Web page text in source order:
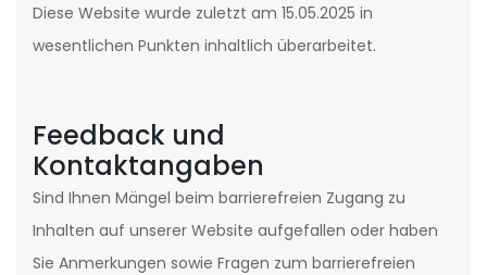
Diese Website wurde zuletzt am 15.05.2025 in
wesentlichen Punkten inhaltlich überarbeitet.
Feedback und
Kontaktangaben
Sind Ihnen Mängel beim barrierefreien Zugang zu
Inhalten auf unserer Website aufgefallen oder haben
Sie Anmerkungen sowie Fragen zum barrierefreien